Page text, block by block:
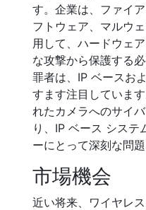
す。企業は、ファイ
フトウェア、マルウ
用して、ハードウェ
な攻撃から保護する
罪者は、IP ベースお
すます注目していま
れたカメラへのサイ
り、IP ベース システ
ーにとって深刻な問題
市場機会
近い将来、ワイヤレ